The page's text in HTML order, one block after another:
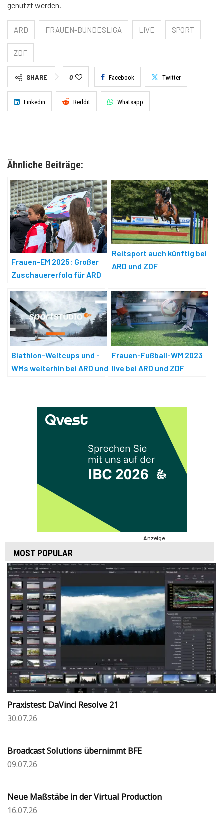
genutzt werden.
ARD FRAUEN-BUNDESLIGA LIVE SPORT
ZDF
SHARE 0 Facebook Twitter
Linkedin Reddit Whatsapp
Ähnliche Beiträge:
Frauen-EM 2025: Großer
Zuschauererfolg für ARD
Reitsport auch künftig bei
ARD und ZDF
Biathlon-Weltcups und -
WMs weiterhin bei ARD und
Frauen-Fußball-WM 2023
live bei ARD und ZDF
Anzeige
MOST POPULAR
Praxistest: DaVinci Resolve 21
30.07.26
Broadcast Solutions übernimmt BFE
09.07.26
Neue Maßstäbe in der Virtual Production
16.07.26